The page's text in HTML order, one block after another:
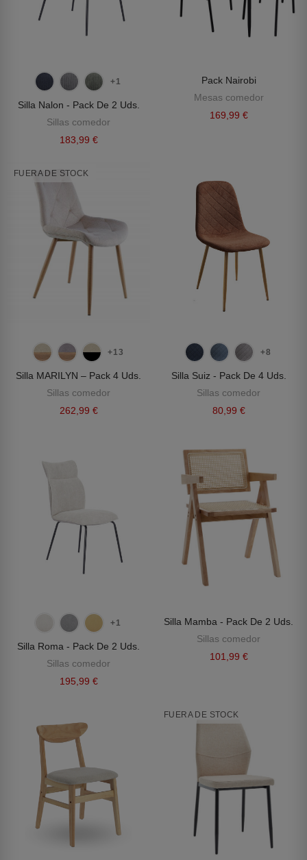
+1
Silla Nalon - Pack De 2 Uds.
Sillas comedor
183,99 €
Pack Nairobi
Mesas comedor
169,99 €
FUERA DE STOCK
+13
Silla MARILYN – Pack 4 Uds.
Sillas comedor
262,99 €
+8
Silla Suiz - Pack De 4 Uds.
Sillas comedor
80,99 €
+1
Silla Roma - Pack De 2 Uds.
Sillas comedor
195,99 €
Silla Mamba - Pack De 2 Uds.
Sillas comedor
101,99 €
FUERA DE STOCK